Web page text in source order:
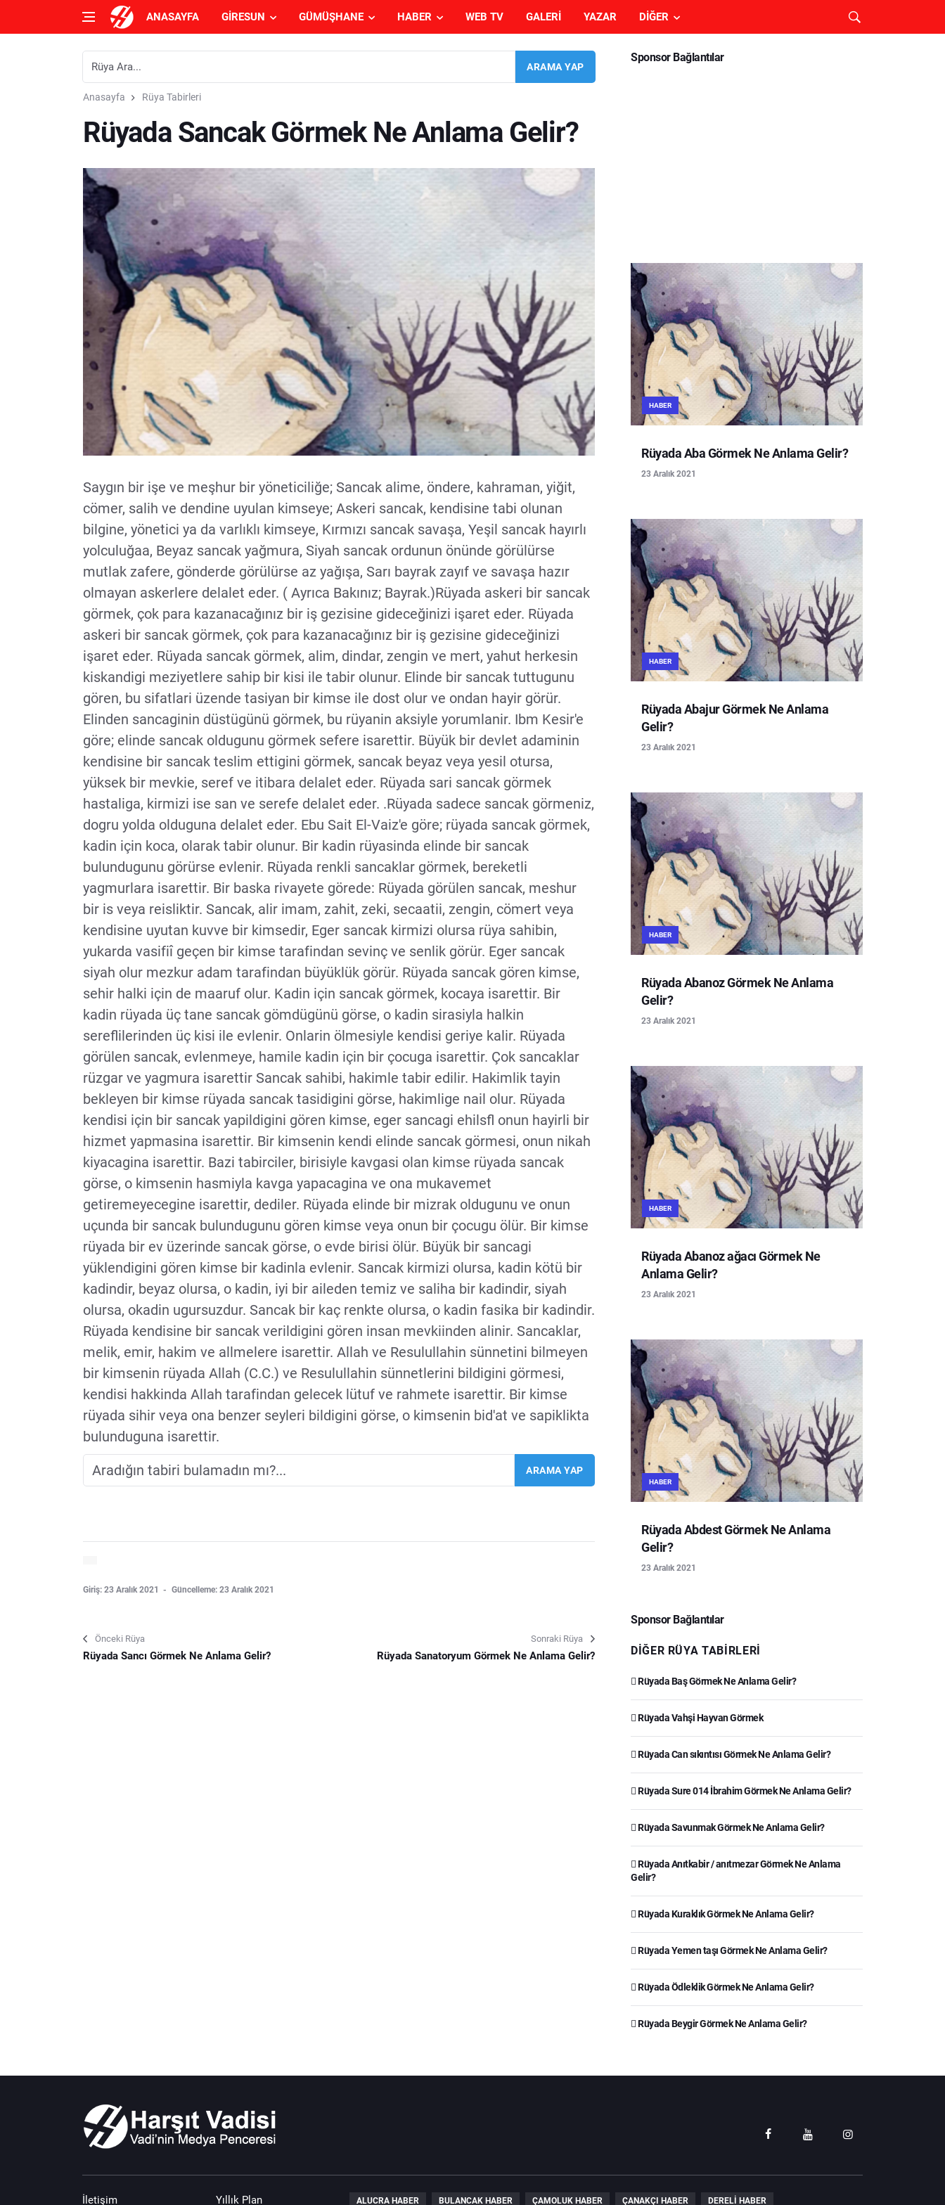
ANASAYFA GIRESUN GÜMÜŞHANE HABER WEB TV GALERI YAZAR DIĞER
Anasayfa Rüya Tabirleri
Rüyada Sancak Görmek Ne Anlama Gelir?
Saygın bir işe ve meşhur bir yöneticiliğe; Sancak alime, öndere, kahraman, yiğit,
cömer, salih ve dendine uyulan kimseye; Askeri sancak, kendisine tabi olunan
bilgine, yönetici ya da varlıklı kimseye, Kırmızı sancak savaşa, Yeşil sancak hayırlı
yolculuğaa, Beyaz sancak yağmura, Siyah sancak ordunun önünde görülürse
mutlak zafere, gönderde görülürse az yağışa, Sarı bayrak zayıf ve savaşa hazır
olmayan askerlere delalet eder. ( Ayrıca Bakınız; Bayrak.)Rüyada askeri bir sancak
görmek, çok para kazanacağınız bir iş gezisine gideceğinizi işaret eder. Rüyada
askeri bir sancak görmek, çok para kazanacağınız bir iş gezisine gideceğinizi
işaret eder. Rüyada sancak görmek, alim, dindar, zengin ve mert, yahut herkesin
kiskandigi meziyetlere sahip bir kisi ile tabir olunur. Elinde bir sancak tuttugunu
gören, bu sifatlari üzende tasiyan bir kimse ile dost olur ve ondan hayir görür.
Elinden sancaginin düstügünü görmek, bu rüyanin aksiyle yorumlanir. Ibm Kesir'e
göre; elinde sancak oldugunu görmek sefere isarettir. Büyük bir devlet adaminin
kendisine bir sancak teslim ettigini görmek, sancak beyaz veya yesil otursa,
yüksek bir mevkie, seref ve itibara delalet eder. Rüyada sari sancak görmek
hastaliga, kirmizi ise san ve serefe delalet eder. .Rüyada sadece sancak görmeniz,
dogru yolda olduguna delalet eder. Ebu Sait El-Vaiz'e göre; rüyada sancak görmek,
kadin için koca, olarak tabir olunur. Bir kadin rüyasinda elinde bir sancak
bulundugunu görürse evlenir. Rüyada renkli sancaklar görmek, bereketli
yagmurlara isarettir. Bir baska rivayete görede: Rüyada görülen sancak, meshur
bir is veya reisliktir. Sancak, alir imam, zahit, zeki, secaatii, zengin, cömert veya
kendisine uyutan kuvve bir kimsedir, Eger sancak kirmizi olursa rüya sahibin,
yukarda vasifiî geçen bir kimse tarafindan sevinç ve senlik görür. Eger sancak
siyah olur mezkur adam tarafindan büyüklük görür. Rüyada sancak gören kimse,
sehir halki için de maaruf olur. Kadin için sancak görmek, kocaya isarettir. Bir
kadin rüyada üç tane sancak gömdügünü görse, o kadin sirasiyla halkin
sereflilerinden üç kisi ile evlenir. Onlarin ölmesiyle kendisi geriye kalir. Rüyada
görülen sancak, evlenmeye, hamile kadin için bir çocuga isarettir. Çok sancaklar
rüzgar ve yagmura isarettir Sancak sahibi, hakimle tabir edilir. Hakimlik tayin
bekleyen bir kimse rüyada sancak tasidigini görse, hakimlige nail olur. Rüyada
kendisi için bir sancak yapildigini gören kimse, eger sancagi ehilsfl onun hayirli bir
hizmet yapmasina isarettir. Bir kimsenin kendi elinde sancak görmesi, onun nikah
kiyacagina isarettir. Bazi tabirciler, birisiyle kavgasi olan kimse rüyada sancak
görse, o kimsenin hasmiyla kavga yapacagina ve ona mukavemet
getiremeyecegine isarettir, dediler. Rüyada elinde bir mizrak oldugunu ve onun
uçunda bir sancak bulundugunu gören kimse veya onun bir çocugu ölür. Bir kimse
rüyada bir ev üzerinde sancak görse, o evde birisi ölür. Büyük bir sancagi
yüklendigini gören kimse bir kadinla evlenir. Sancak kirmizi olursa, kadin kötü bir
kadindir, beyaz olursa, o kadin, iyi bir aileden temiz ve saliha bir kadindir, siyah
olursa, okadin ugursuzdur. Sancak bir kaç renkte olursa, o kadin fasika bir kadindir.
Rüyada kendisine bir sancak verildigini gören insan mevkiinden alinir. Sancaklar,
melik, emir, hakim ve allmelere isarettir. Allah ve Resulullahin sünnetini bilmeyen
bir kimsenin rüyada Allah (C.C.) ve Resulullahin sünnetlerini bildigini görmesi,
kendisi hakkinda Allah tarafindan gelecek lütuf ve rahmete isarettir. Bir kimse
rüyada sihir veya ona benzer seyleri bildigini görse, o kimsenin bid'at ve sapiklikta
bulunduguna isarettir.
Giriş: 23 Aralık 2021 Güncelleme: 23 Aralık 2021
Önceki Rüya
Rüyada Sancı Görmek Ne Anlama Gelir?
Sonraki Rüya
Rüyada Sanatoryum Görmek Ne Anlama Gelir?
Sponsor Bağlantılar
HABER
Rüyada Aba Görmek Ne Anlama Gelir?
23 Aralık 2021
HABER
Rüyada Abajur Görmek Ne Anlama
Gelir?
23 Aralık 2021
HABER
Rüyada Abanoz Görmek Ne Anlama
Gelir?
23 Aralık 2021
HABER
Rüyada Abanoz ağacı Görmek Ne
Anlama Gelir?
23 Aralık 2021
HABER
Rüyada Abdest Görmek Ne Anlama
Gelir?
23 Aralık 2021
Sponsor Bağlantılar
DIĞER RÜYA TABIRLERI
Rüyada Baş Görmek Ne Anlama Gelir?
Rüyada Vahşi Hayvan Görmek
Rüyada Can sıkıntısı Görmek Ne Anlama Gelir?
Rüyada Sure 014 İbrahim Görmek Ne Anlama Gelir?
Rüyada Savunmak Görmek Ne Anlama Gelir?
Rüyada Anıtkabir / anıtmezar Görmek Ne Anlama
Gelir?
Rüyada Kuraklık Görmek Ne Anlama Gelir?
Rüyada Yemen taşı Görmek Ne Anlama Gelir?
Rüyada Ödleklik Görmek Ne Anlama Gelir?
Rüyada Beygir Görmek Ne Anlama Gelir?
İletişim Yıllık Plan ALUCRA HABER BULANCAK HABER ÇAMOLUK HABER ÇANAKÇI HABER DERELI HABER